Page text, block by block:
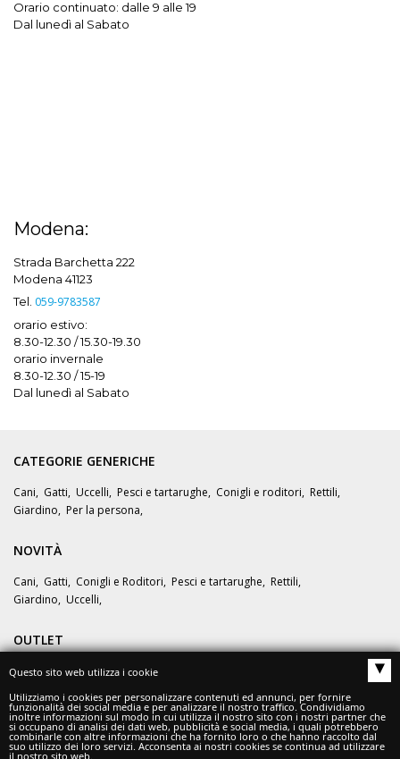
Orario continuato: dalle 9 alle 19
Dal lunedì al Sabato
Modena:
Strada Barchetta 222
Modena 41123
Tel. 059-9783587
orario estivo:
8.30-12.30 / 15.30-19.30
orario invernale
8.30-12.30 / 15-19
Dal lunedì al Sabato
CATEGORIE GENERICHE
Cani, Gatti, Uccelli, Pesci e tartarughe, Conigli e roditori, Rettili,
Giardino, Per la persona,
NOVITÀ
Cani, Gatti, Conigli e Roditori, Pesci e tartarughe, Rettili,
Giardino, Uccelli,
OUTLET
OFFERTE
Questo sito web utilizza i cookie ▴
Utilizziamo i cookies per personalizzare contenuti ed annunci, per fornire
funzionalità dei social media e per analizzare il nostro traffico. Condividiamo
inoltre informazioni sul modo in cui utilizza il nostro sito con i nostri partner che
si occupano di analisi dei dati web, pubblicità e social media, i quali potrebbero
combinarle con altre informazioni che ha fornito loro o che hanno raccolto dal
suo utilizzo dei loro servizi. Acconsenta ai nostri cookies se continua ad utilizzare
il nostro sito web.